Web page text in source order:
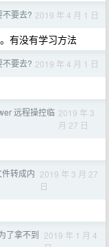
不要去? 2019 年 4 月 1 日
有没有学习方法
不要去? 2019 年 4 月 1 日
远程操控临 2019 年 3
月 27 日
转成内 2019 年 3 月 27
日
了拿不到 2019 年 1 月 4